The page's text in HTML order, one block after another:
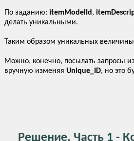
По заданию: itemModelId ,
делать уникальными.
Таким образом уникальных
Можно, конечно, посылать запросы из
вручную изменяя Unique_ID, но это
Решение. Часть 1 -